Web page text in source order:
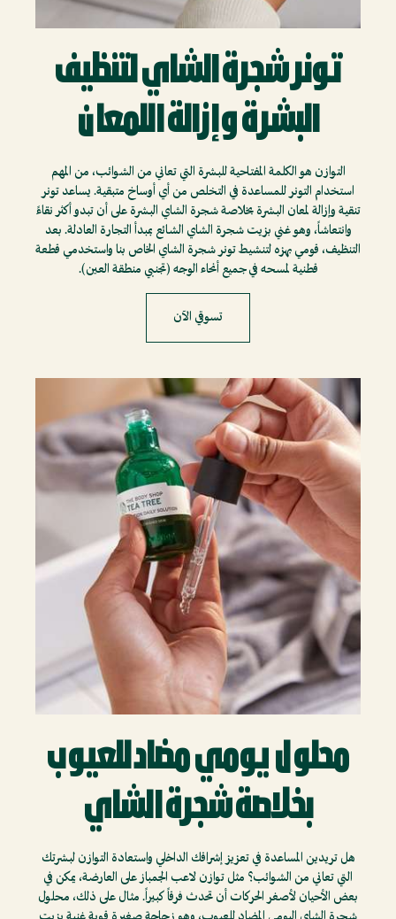
تونر شجرة الشاي لتنظيف
البشرة وإزالة اللمعان
التوازن هو الكلمة المفتاحية للبشرة التي تعاني من الشوائب، من المهم
استخدام التونر للمساعدة في التخلص من أي أوساخ متبقية. يساعد تونر
تنقية وإزالة لمعان البشرة بخلاصة شجرة الشاي البشرة على أن تبدو أكثر نقاءً
وانتعاشاً، وهو غني بزيت شجرة الشاي الشائع بمبدأ التجارة العادلة. بعد
التنظيف، قومي بهزه لتنشيط تونر شجرة الشاي الخاص بنا واستخدمي قطعة
قطنية لمسحه في جميع أنحاء الوجه (تجنبي منطقة العين).
تسوقي الآن
محلول يومي مضاد للعيوب
بخلاصة شجرة الشاي
هل تريدين المساعدة في تعزيز إشراقك الداخلي واستعادة التوازن لبشرتك
التي تعاني من الشوائب؟ مثل توازن لاعب الجمباز على العارضة، يمكن في
بعض الأحيان لأصغر الحركات أن تحدث فرقاً كبيراً. مثال على ذلك، محلول